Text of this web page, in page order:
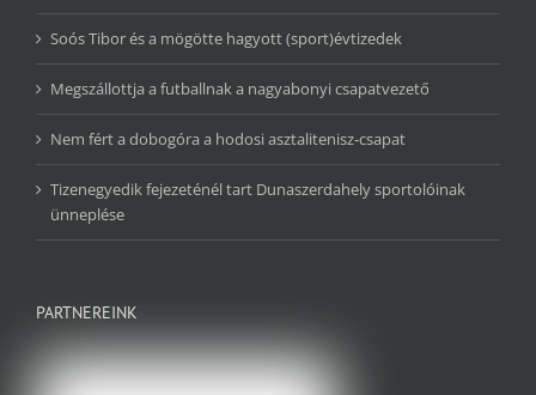
Soós Tibor és a mögötte hagyott (sport)évtizedek
Megszállottja a futballnak a nagyabonyi csapatvezető
Nem fért a dobogóra a hodosi asztalitenisz-csapat
Tizenegyedik fejezeténél tart Dunaszerdahely sportolóinak
ünneplése
PARTNEREINK